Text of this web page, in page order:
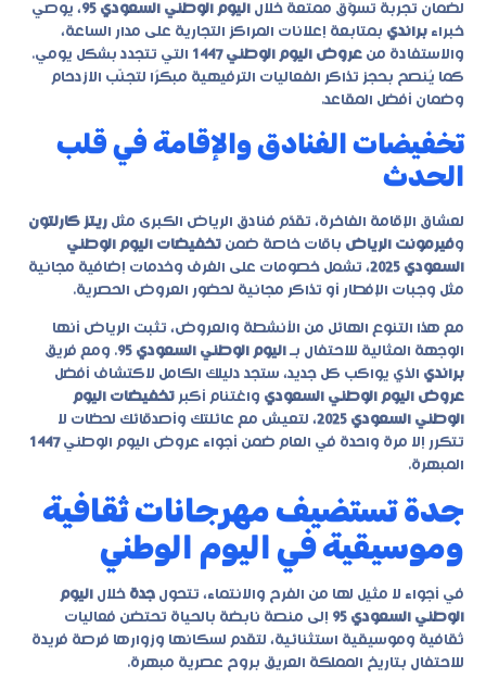
لضمان تجربة تسوّق ممتعة خلال اليوم الوطني السعودي 95
، يوصي
خبراء براندي بمتابعة إعلانات المراكز التجارية على مدار الساعة،
والاستفادة من عروض اليوم الوطني 1447
التي تتجدد بشكل يومي.
كما يُنصح بحجز تذاكر الفعاليات الترفيهية مبكرًا لتجنّب الازدحام
وضمان أفضل المقاعد.
تخفيضات الفنادق والإقامة في قلب
الحدث
لعشاق الإقامة الفاخرة، تقدّم فنادق الرياض الكبرى مثل ريتز كارلتون
وفيرمونت الرياض باقات خاصة ضمن تخفيضات اليوم الوطني
السعودي 2025
، تشمل خصومات على الغرف وخدمات إضافية مجانية
مثل وجبات الإفطار أو تذاكر مجانية لحضور العروض الحصرية.
مع هذا التنوع الهائل من الأنشطة والعروض، تثبت الرياض أنها
الوجهة المثالية للاحتفال بـ اليوم الوطني السعودي 95
. ومع فريق
براندي الذي يواكب كل جديد، ستجد دليلك الكامل لاكتشاف أفضل
عروض اليوم الوطني السعودي واغتنام أكبر تخفيضات اليوم
الوطني السعودي 2025
، لتعيش مع عائلتك وأصدقائك لحظات لا
تتكرر إلا مرة واحدة في العام ضمن أجواء عروض اليوم الوطني 1447
المبهرة.
جدة تستضيف مهرجانات ثقافية
وموسيقية في اليوم الوطني
في أجواء لا مثيل لها من الفرح والانتماء، تتحول جدة خلال اليوم
الوطني السعودي 95
إلى منصة نابضة بالحياة تحتضن فعاليات
ثقافية وموسيقية استثنائية، لتقدم لسكانها وزوارها فرصة فريدة
للاحتفال بتاريخ المملكة العريق بروح عصرية مبهرة.